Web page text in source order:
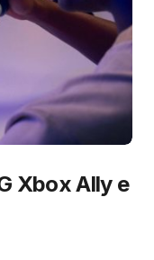
Xbox Ally e